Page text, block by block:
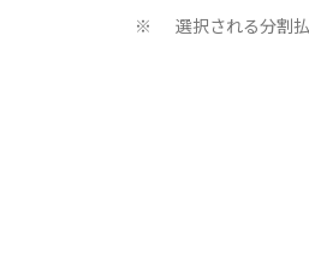
※ 選択される分割